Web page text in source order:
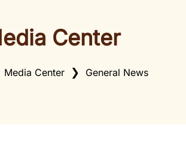
Center
Media Center General News